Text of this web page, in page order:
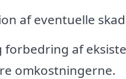
af eventuelle
forbedring af
omkostningerne.